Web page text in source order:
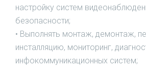
настройку систем
безопасности;
• Выполнять монтаж, демонтаж,
инсталляцию, мониторинг,
инфокоммуникационных систем;